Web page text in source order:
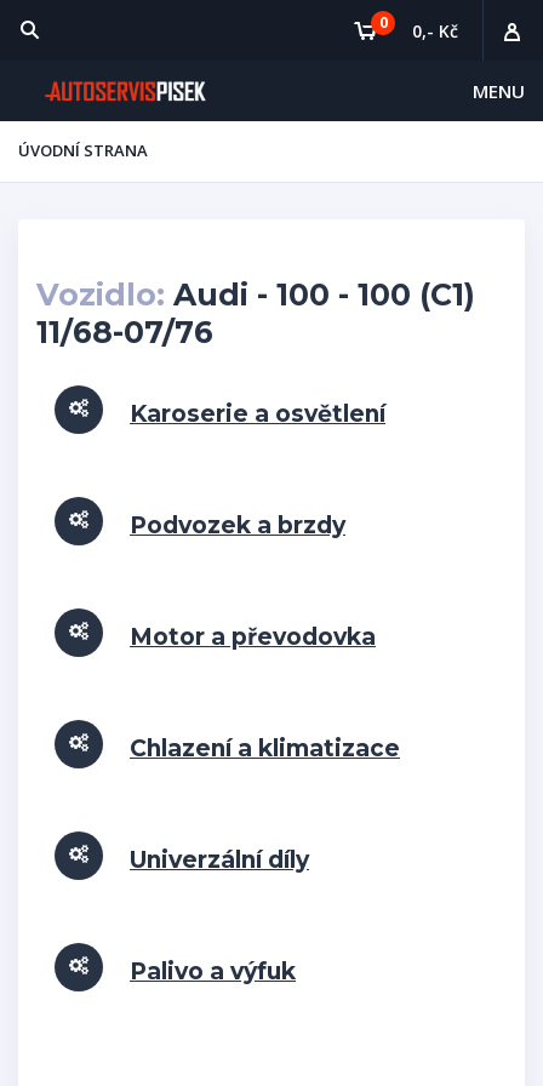
MENU
0 0,- Kč
ÚVODNÍ STRANA
Vozidlo: Audi - 100 - 100 (C1)
11/68-07/76
Karoserie a osvětlení
Podvozek a brzdy
Motor a převodovka
Chlazení a klimatizace
Univerzální díly
Palivo a výfuk